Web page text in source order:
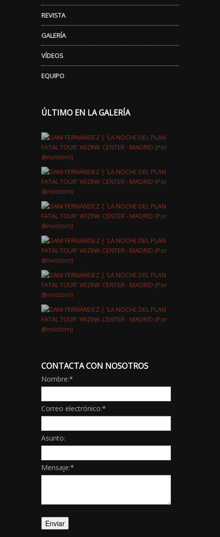
REVISTA
GALERÍA
VÍDEOS
EQUIPO
ÚLTIMO EN LA GALERÍA
CONTACTA CON NOSOTROS
Nombre:*
Correo electrónico:*
Asunto:
Mensaje:*